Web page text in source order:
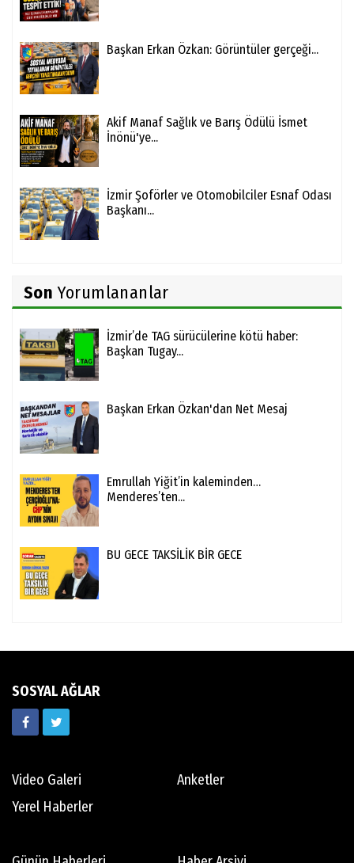
Başkan Erkan Özkan: Görüntüler gerçeği...
Akif Manaf Sağlık ve Barış Ödülü İsmet
İnönü'ye...
İzmir Şoförler ve Otomobilciler Esnaf Odası
Başkanı...
Son Yorumlananlar
İzmir’de TAG sürücülerine kötü haber:
Başkan Tugay...
Başkan Erkan Özkan'dan Net Mesaj
Emrullah Yiğit’in kaleminden…
Menderes’ten...
BU GECE TAKSİLİK BİR GECE
SOSYAL AĞLAR
Video Galeri
Anketler
Yerel Haberler